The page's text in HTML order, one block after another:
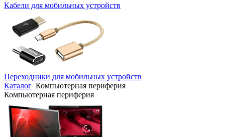
Кабели для мобильных устройств
Переходники для мобильных устройств
Каталог Компьютерная периферия
Компьютерная периферия